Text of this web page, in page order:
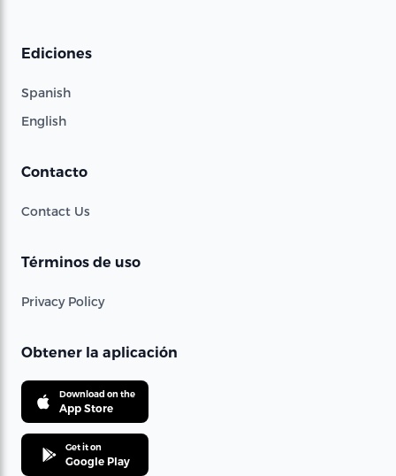
Ediciones
Spanish
English
Contacto
Contact Us
Términos de uso
Privacy Policy
Obtener la aplicación
Download on the
App Store
Get it on
Google Play